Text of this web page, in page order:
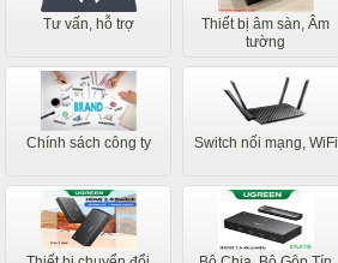
Tư vấn, hỗ trợ
Thiết bị âm sàn, Âm
tường
Chính sách công ty Switch nối mạng, WiFi